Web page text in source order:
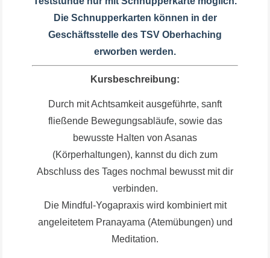
Die Schnupperkarten können in der
Geschäftsstelle des TSV Oberhaching
erworben werden.
Kursbeschreibung:
Durch mit Achtsamkeit ausgeführte, sanft
fließende Bewegungsabläufe, sowie das
bewusste Halten von Asanas
(Körperhaltungen), kannst du dich zum
Abschluss des Tages nochmal bewusst mit dir
verbinden.
Die Mindful-Yogapraxis wird kombiniert mit
angeleitetem Pranayama (Atemübungen) und
Meditation.